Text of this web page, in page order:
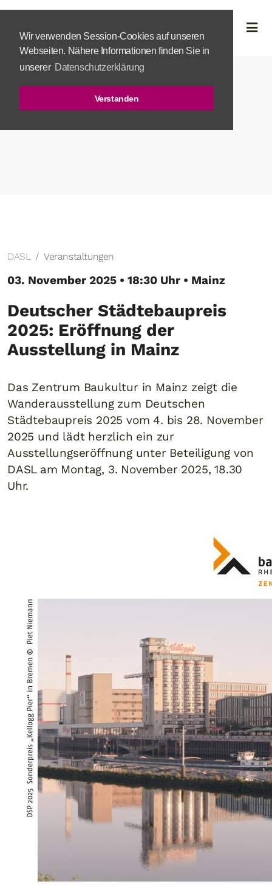
Wir verwenden Session-Cookies auf unseren
Webseiten. Nähere Informationen finden Sie in
unserer Datenschutzerklärung
Verstanden
DASL Veranstaltungen
03. November 2025 • 18:30 Uhr • Mainz
Deutscher Städtebaupreis
2025: Eröffnung der
Ausstellung in Mainz
Das Zentrum Baukultur in Mainz zeigt die
Wanderausstellung zum Deutschen
Städtebaupreis 2025 vom 4. bis 28. November
2025 und lädt herzlich ein zur
Ausstellungseröffnung unter Beteiligung von
DASL am Montag, 3. November 2025, 18.30
Uhr.